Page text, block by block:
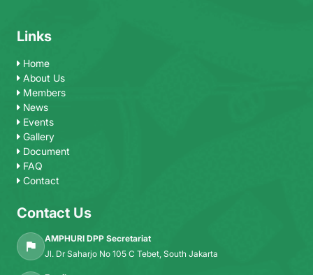
Links
Home
About Us
Members
News
Events
Gallery
Document
FAQ
Contact
Contact Us
AMPHURI DPP Secretariat
Jl. Dr Saharjo No 105 C Tebet, South Jakarta